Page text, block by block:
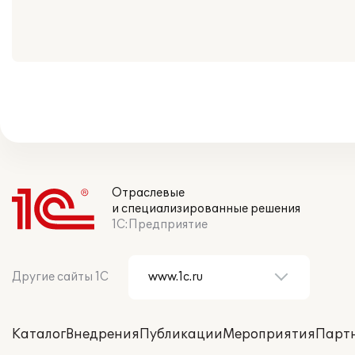
Отраслевые
и специализированные решения
1С:Предприятие
Другие сайты 1С
КаталогВнедренияПубликацииМероприятия